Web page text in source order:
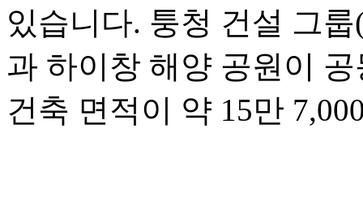
있습니다. 퉁청 건설 그룹
과 하이창 해양 공원이
건축 면적이 약 15만